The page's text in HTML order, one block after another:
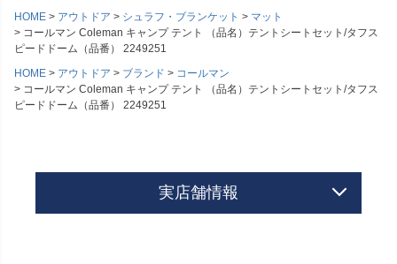
HOME アウトドア シュラフ・ブランケット
マット
コールマン Coleman キャンプ テント （品名）テントシートセット/タフス
ピードドーム（品番） 2249251
HOME
アウトドア ブランド
コールマン
コールマン Coleman キャンプ テント （品名）テントシートセット/タフス
ピードドーム（品番） 2249251
実店舗情報